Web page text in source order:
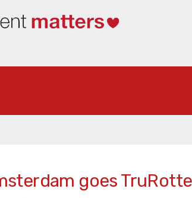
goes